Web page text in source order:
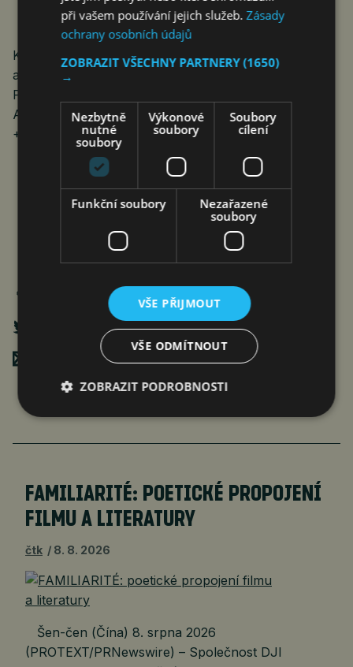
KONTAKT: pro média: Anouk Desgroseilliers,
adesgroseilliers@un-ecw.org, +1-917-640-6820; Kent
Page, kpage@unicef.org, +1-917-302-1735,
Aristophane Ngargoune, ngargoun@unhcr.org,
+235 66983792; For other inquiries:
info@un-ecw.org
Poslat mailem
FAMILIARITÉ: POETICKÉ PROPOJENÍ
FILMU A LITERATURY
čtk 8. 8. 2026
Šen-čen (Čína) 8. srpna 2026
(PROTEXT/PRNewswire) – Společnost DJI
při vašem používání jejich služeb.Zásady
ochrany osobních údajů
ZOBRAZIT VŠECHNY PARTNERY(1650)
→
Nezbytně
nutné
soubory
Výkonové
soubory
Soubory
cílení
Funkční soubory
Nezařazené
soubory
VŠE PŘIJMOUT
VŠE ODMÍTNOUT
ZOBRAZIT PODROBNOSTI